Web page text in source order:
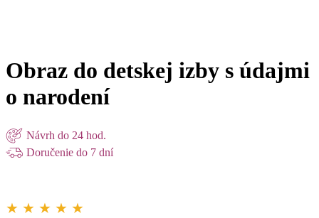
Obraz do detskej izby s údajmi
o narodení
Návrh do 24 hod.
Doručenie do 7 dní
★ ★ ★ ★ ★